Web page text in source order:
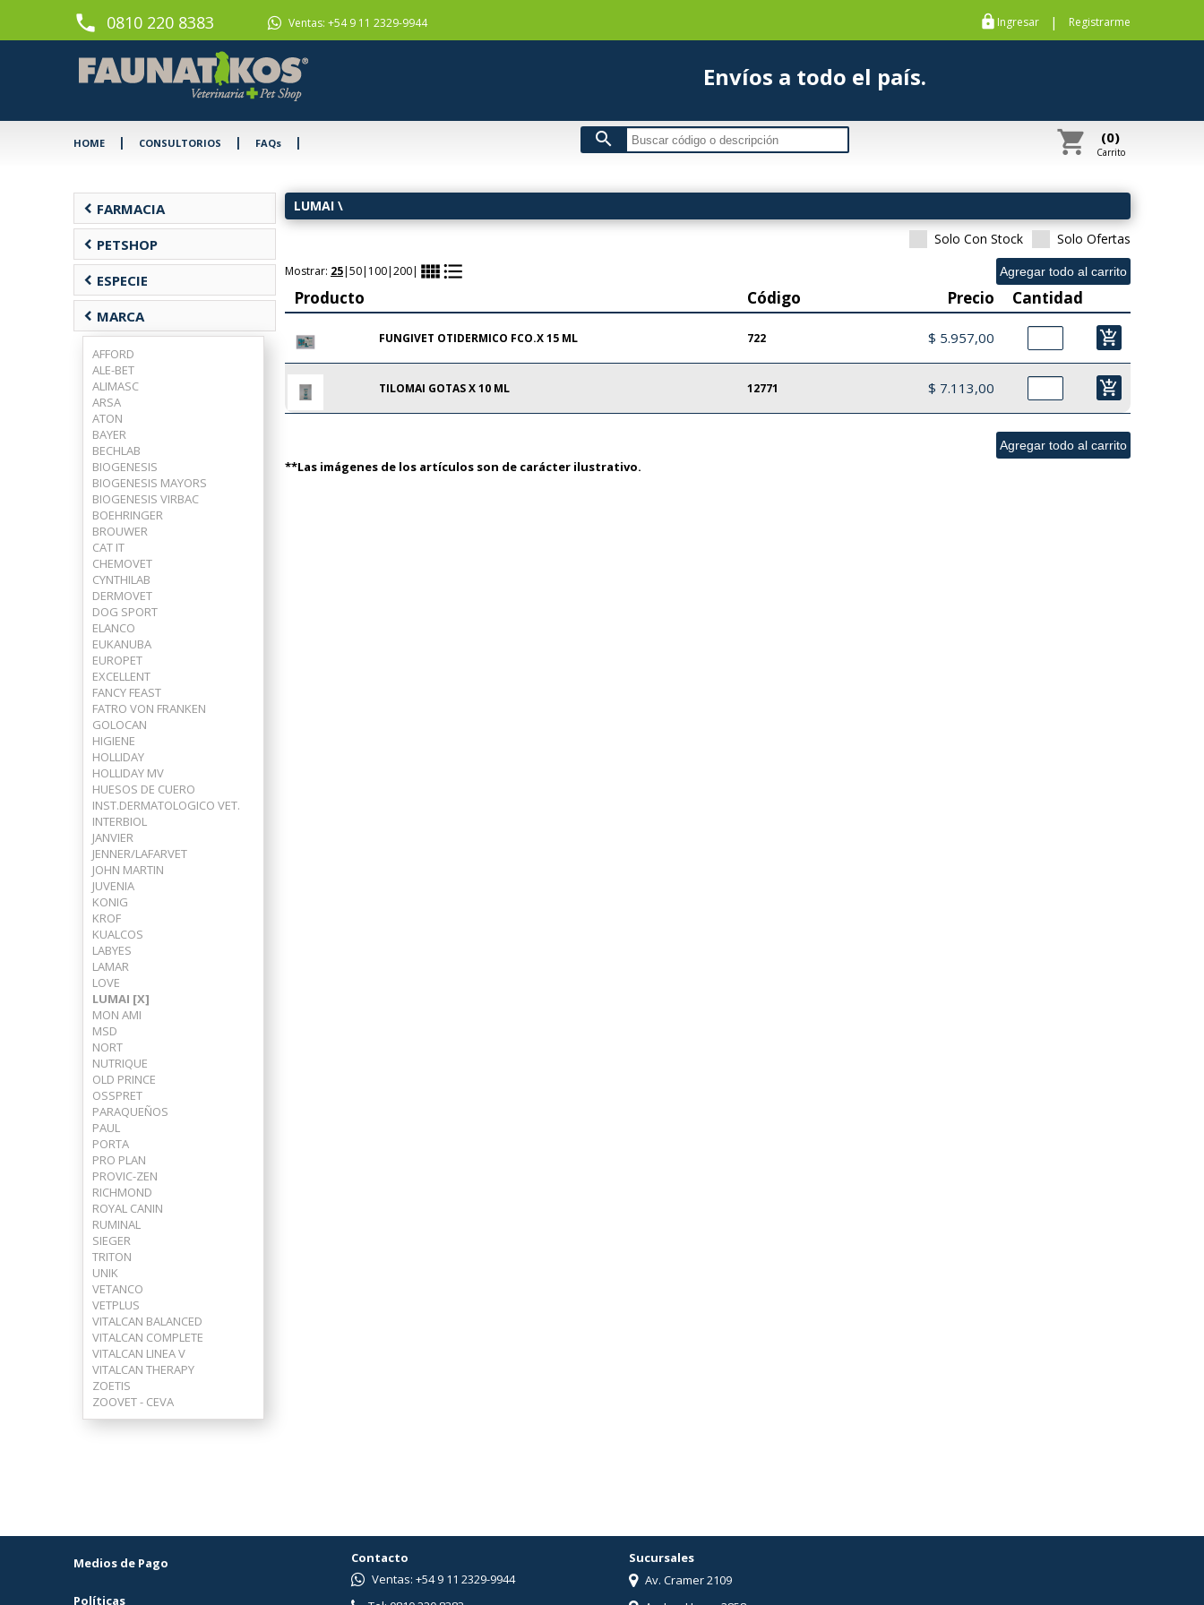
phone 0810 220 8383 Ventas: +54 9 11 2329-9944 https Ingresar | Registrarme
Envíos a todo el país.
HOME | CONSULTORIOS | FAQs | search shopping_cart (0)
Carrito
chevron_left FARMACIA
chevron_left PETSHOP
chevron_left ESPECIE
chevron_left MARCA
AFFORD
ALE-BET
ALIMASC
ARSA
ATON
BAYER
BECHLAB
BIOGENESIS
BIOGENESIS MAYORS
BIOGENESIS VIRBAC
BOEHRINGER
BROUWER
CAT IT
CHEMOVET
CYNTHILAB
DERMOVET
DOG SPORT
ELANCO
EUKANUBA
EUROPET
EXCELLENT
FANCY FEAST
FATRO VON FRANKEN
GOLOCAN
HIGIENE
HOLLIDAY
HOLLIDAY MV
HUESOS DE CUERO
INST.DERMATOLOGICO VET.
INTERBIOL
JANVIER
JENNER/LAFARVET
JOHN MARTIN
JUVENIA
KONIG
KROF
KUALCOS
LABYES
LAMAR
LOVE
LUMAI [X]
MON AMI
MSD
NORT
NUTRIQUE
OLD PRINCE
OSSPRET
PARAQUEÑOS
PAUL
PORTA
PRO PLAN
PROVIC-ZEN
RICHMOND
ROYAL CANIN
RUMINAL
SIEGER
TRITON
UNIK
VETANCO
VETPLUS
VITALCAN BALANCED
VITALCAN COMPLETE
VITALCAN LINEA V
VITALCAN THERAPY
ZOETIS
ZOOVET - CEVA
LUMAI \
Solo Con Stock
Solo Ofertas
Mostrar: 25|50| 100|200| view_comfyformat_list_bulleted
Producto Código Precio Cantidad
FUNGIVET OTIDERMICO FCO.X 15 ML 722 $ 5.957,00 add_shopping_cart
TILOMAI GOTAS X 10 ML 12771 $ 7.113,00 add_shopping_cart
**Las imágenes de los artículos son de carácter ilustrativo.
Medios de Pago
Políticas
Contacto
Ventas: +54 9 11 2329-9944
Sucursales
Av. Cramer 2109